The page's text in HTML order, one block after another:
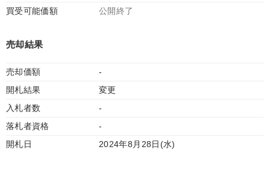
買受可能価額
公開終了
売却結果
売却価額
-
開札結果
変更
入札者数
-
落札者資格
-
開札日
2024年8月28日(水)